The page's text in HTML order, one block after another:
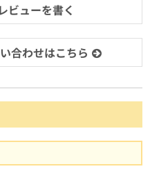
ビューを書く
合わせはこちら